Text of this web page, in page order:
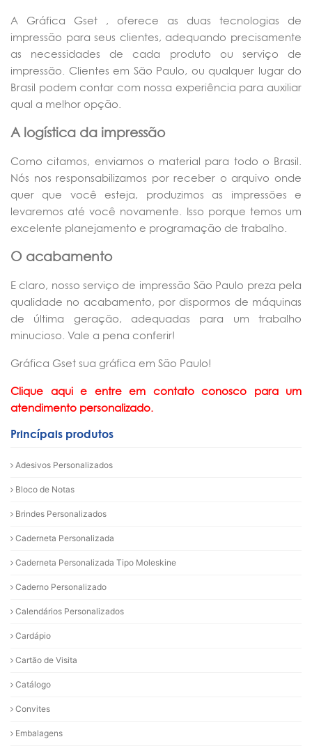
A Gráfica Gset , oferece as duas tecnologias de
impressão para seus clientes, adequando precisamente
as necessidades de cada produto ou serviço de
impressão. Clientes em São Paulo, ou qualquer lugar do
Brasil podem contar com nossa experiência para auxiliar
qual a melhor opção.
A logística da impressão
Como citamos, enviamos o material para todo o Brasil.
Nós nos responsabilizamos por receber o arquivo onde
quer que você esteja, produzimos as impressões e
levaremos até você novamente. Isso porque temos um
excelente planejamento e programação de trabalho.
O acabamento
E claro, nosso serviço de impressão São Paulo preza pela
qualidade no acabamento, por dispormos de máquinas
de última geração, adequadas para um trabalho
minucioso. Vale a pena conferir!
Gráfica Gset sua gráfica em São Paulo!
Clique aqui e entre em contato conosco para um
atendimento personalizado.
Princípais produtos
Adesivos Personalizados
Bloco de Notas
Brindes Personalizados
Caderneta Personalizada
Caderneta Personalizada Tipo Moleskine
Caderno Personalizado
Calendários Personalizados
Cardápio
Cartão de Visita
Catálogo
Convites
Embalagens